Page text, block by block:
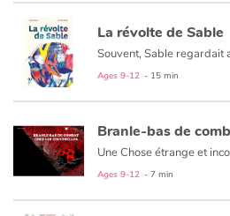
La révolte de Sable
Ages 9-12 - 15 min
Ages 9-12 - 7 min